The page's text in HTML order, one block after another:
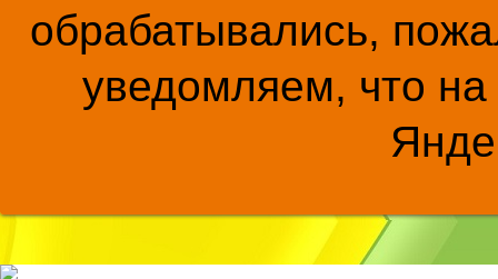
обрабатывались,
уведомляем, что на